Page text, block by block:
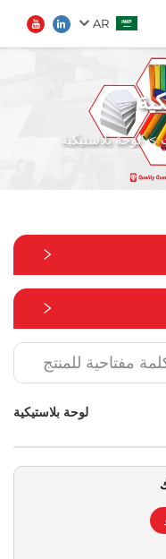
AR
ابحث
>لوحة بلاستيكية
لوحة بلاستيكية